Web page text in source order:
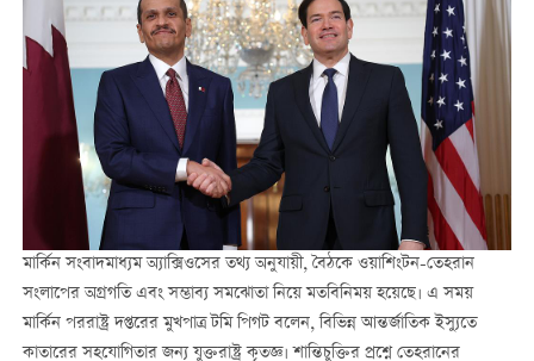
মার্কিন সংবাদমাধ্যম অ্যাক্সিওসের তথ্য অনুযায়ী, বৈঠকে ওয়াশিংটন-তেহরান
সংলাপের অগ্রগতি এবং সম্ভাব্য সমঝোতা নিয়ে মতবিনিময় হয়েছে। এ সময়
মার্কিন পররাষ্ট্র দপ্তরের মুখপাত্র টমি পিগট বলেন, বিভিন্ন আন্তর্জাতিক ইস্যুতে
কাতারের সহযোগিতার জন্য যুক্তরাষ্ট্র কৃতজ্ঞ। শান্তিচুক্তির প্রশ্নে তেহরানের